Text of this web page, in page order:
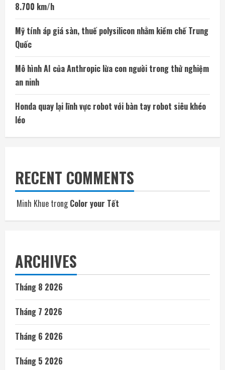
8.700 km/h
Mỹ tính áp giá sàn, thuế polysilicon nhằm kiềm chế Trung
Quốc
Mô hình AI của Anthropic lừa con người trong thử nghiệm
an ninh
Honda quay lại lĩnh vực robot với bàn tay robot siêu khéo
léo
RECENT COMMENTS
Minh Khue trongColor your Tết
ARCHIVES
Tháng 8 2026
Tháng 7 2026
Tháng 6 2026
Tháng 5 2026